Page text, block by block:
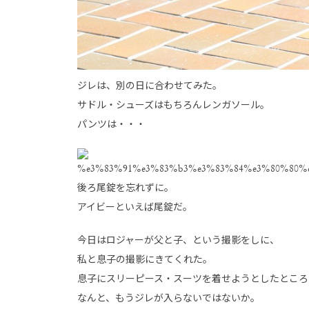
ジレは、別の日に合わせてみた。
サドル・シューズはもちろんレンガソール。
パンツは・・・
後ろ尾錠を忘れずに。
アイビーといえば尾錠だ。
今日はロジャーが父と子、という撮影をしに、
私と息子の撮影にきてくれた。
息子にスリーピース・スーツを着せようとしたとこ
なんと、もうジレが入らないではないか。